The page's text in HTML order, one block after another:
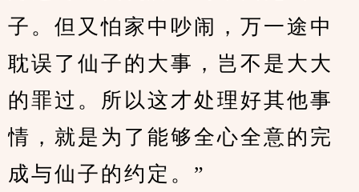
子。但又怕家中吵闹，万一途中
耽误了仙子的大事，岂不是大大
的罪过。所以这才处理好其他事
情，就是为了能够全心全意的完
成与仙子的约定。”